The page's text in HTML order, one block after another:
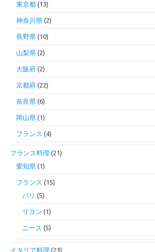
東京都 (13)
神奈川県 (2)
長野県 (10)
山梨県 (2)
大阪府 (2)
京都府 (22)
奈良県 (6)
岡山県 (1)
フランス (4)
フランス料理 (21)
愛知県 (1)
フランス (15)
パリ (5)
リヨン (1)
ニース (5)
イタリア料理 (23)